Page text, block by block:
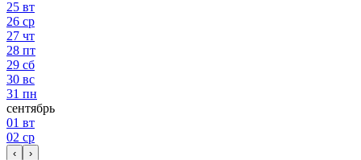
25 вт
26 ср
27 чт
28 пт
29 сб
30 вс
31 пн
сентябрь
01 вт
02 ср
‹ ›